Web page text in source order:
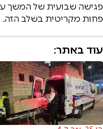
פגישה שבועית של המשך
פחות מקריטית בשלב הזה.
עוד באתר: